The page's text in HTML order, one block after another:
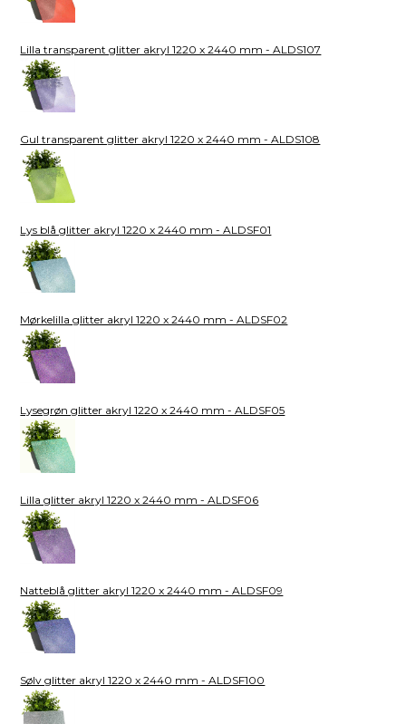
Lilla transparent glitter akryl 1220 x 2440 mm - ALDS107
Gul transparent glitter akryl 1220 x 2440 mm - ALDS108
Lys blå glitter akryl 1220 x 2440 mm - ALDSF01
Mørkelilla glitter akryl 1220 x 2440 mm - ALDSF02
Lysegrøn glitter akryl 1220 x 2440 mm - ALDSF05
Lilla glitter akryl 1220 x 2440 mm - ALDSF06
Natteblå glitter akryl 1220 x 2440 mm - ALDSF09
Sølv glitter akryl 1220 x 2440 mm - ALDSF100